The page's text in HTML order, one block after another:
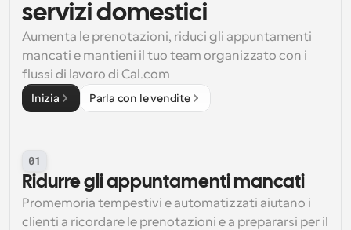
servizi domestici
Aumenta le prenotazioni, riduci gli appuntamenti
mancati e mantieni il tuo team organizzato con i
flussi di lavoro di Cal.com
Inizia Parla con le vendite
01
Ridurre gli appuntamenti mancati
Promemoria tempestivi e automatizzati aiutano i
clienti a ricordare le prenotazioni e a prepararsi per il